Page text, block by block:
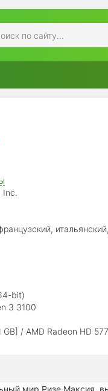
Inc.
китайский (упр.),
bit)
3 3100
/ AMD Radeon HD
мир Ризе Максия,